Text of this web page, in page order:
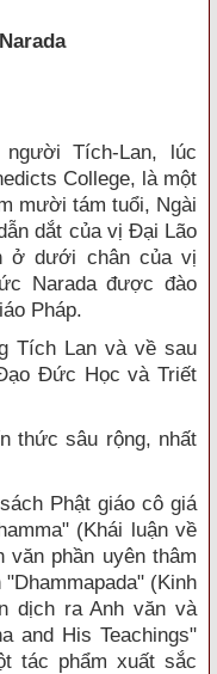
Tích-Lan, lúc
College, là một
mười tám tuổi, Ngài
dắt của vị Đại Lão
ở dưới chân của vị
Narada được đào
Pháp.
Tích Lan và về sau
Đức Học và Triết
thức sâu rộng, nhất
Phật giáo cô giá
(Khái luận về
văn phần uyên thâm
(Kinh
dịch ra Anh văn và
and His Teachings"
tác phẩm xuất sắc